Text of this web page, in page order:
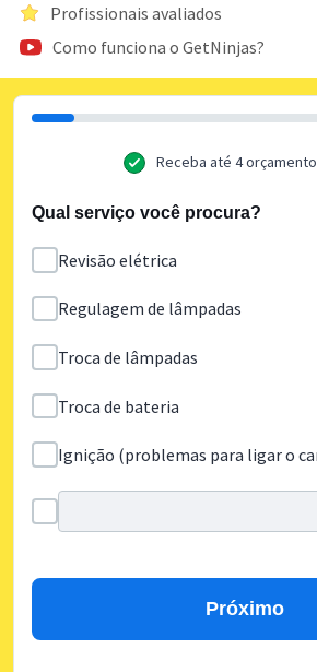
Profissionais avaliados
Como funciona o GetNinjas?
Receba até 4
Qual serviço você procura?
Revisão elétrica
Regulagem de lâmpadas
Troca de lâmpadas
Troca de bateria
Ignição (problemas para ligar o
Próximo